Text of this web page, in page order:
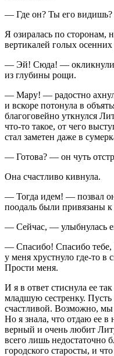
— Где он? Ты его
Я озиралась по сторонам,
вертикалей голых осенних
— Эй! Сюда! — окликнули
из глубины рощи.
— Мару! — радостно
и вскоре потонула в
благоговейно уткнулся
что-то такое, от чего
стал заметен даже в
— Готова? — он чуть
Она счастливо кивнула.
— Тогда идем! — позвал
поодаль были привязаны
— Сейчас, — улыбнулась
— Спасибо! Спасибо
у меня хрустнуло где-то
Прости меня.
И я в ответ стиснула ее
младшую сестренку. Пусть
счастливой. Возможно, мы
Но я знала, что отдаю ее
верный и очень любит
всего лишь недостаточно
городского старосты, и